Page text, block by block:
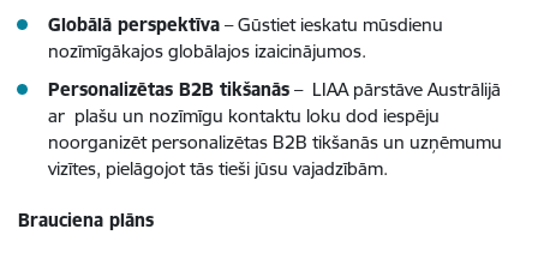
Globālā perspektīva – Gūstiet ieskatu mūsdienu
nozīmīgākajos globālajos izaicinājumos.
Personalizētas B2B tikšanās – LIAA pārstāve Austrālijā
ar plašu un nozīmīgu kontaktu loku dod iespēju
noorganizēt personalizētas B2B tikšanās un uzņēmumu
vizītes, pielāgojot tās tieši jūsu vajadzībām.
Brauciena plāns